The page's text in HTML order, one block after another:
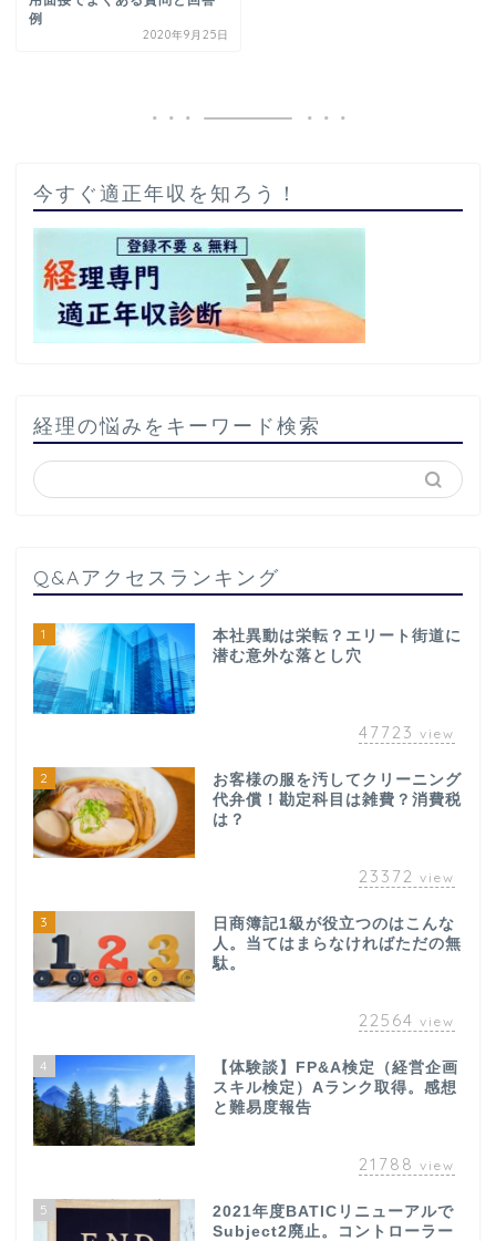
例
2020年9月25日
今すぐ適正年収を知ろう！
経理の悩みをキーワード検索
Q&Aアクセスランキング
1
本社異動は栄転？エリート街道に
潜む意外な落とし穴
47723 view
2
お客様の服を汚してクリーニング
代弁償！勘定科目は雑費？消費税
は？
23372 view
3
日商簿記1級が役立つのはこんな
人。当てはまらなければただの無
駄。
22564 view
4
【体験談】FP&A検定（経営企画
スキル検定）Aランク取得。感想
と難易度報告
21788 view
5
2021年度BATICリニューアルで
Subject2廃止。コントローラー